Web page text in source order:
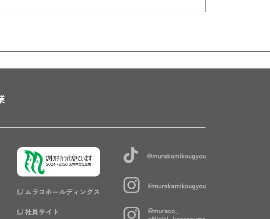
ムラコホールディングス
社員サイト